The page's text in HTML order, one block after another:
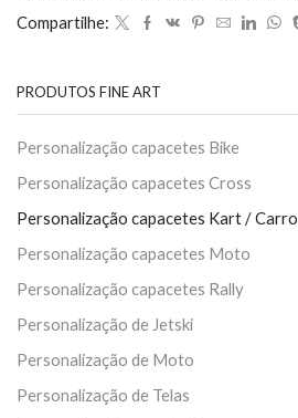
Compartilhe:
PRODUTOS FINE ART
Personalização capacetes Bike
Personalização capacetes Cross
Personalização capacetes Kart / Carro
Personalização capacetes Moto
Personalização capacetes Rally
Personalização de Jetski
Personalização de Moto
Personalização de Telas